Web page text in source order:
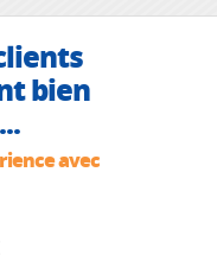
bien
avec